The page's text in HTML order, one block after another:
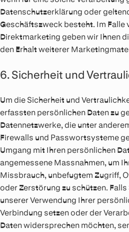
Datenschutzerklärung oder
Geschäftszweck besteht. Im Falle
Direktmarketing geben wir Ihnen
den Erhalt weiterer
6. Sicherheit und
Um die Sicherheit und
erfassten persönlichen Daten zu
Datennetzwerke, die unter
Firewalls und Passwortsysteme
Umgang mit Ihren persönlichen
angemessene Massnahmen, um
Missbrauch, unbefugtem Zugriff,
oder Zerstörung zu schützen.
unserer Verwendung Ihrer
Verbindung setzen oder der
Daten widersprechen möchten,